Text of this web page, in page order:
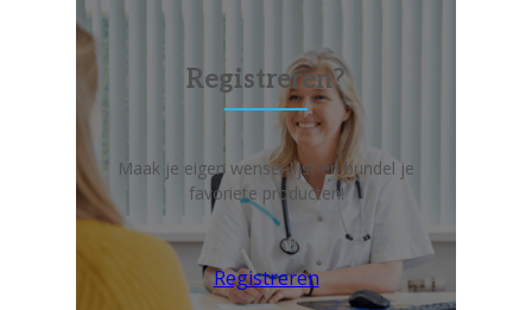
Registreren?
Maak je eigen wensenlijst en bundel je
favoriete producten!
Registreren